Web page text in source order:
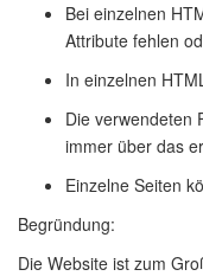
Bei einzelnen
Attribute fehlen
In einzelnen
Die verwendeten
immer über das
Einzelne Seiten
Begründung:
Die Website ist zum